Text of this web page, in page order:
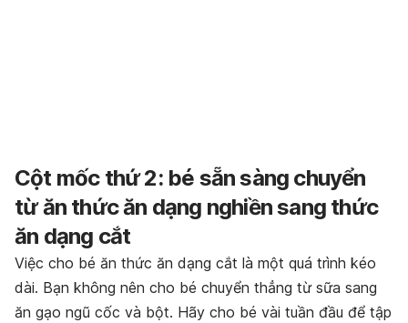
Cột mốc thứ 2: bé sẵn sàng chuyển
từ ăn thức ăn dạng nghiền sang thức
ăn dạng cắt
Việc cho bé ăn thức ăn dạng cắt là một quá trình kéo
dài. Bạn không nên cho bé chuyển thẳng từ sữa sang
ăn gạo ngũ cốc và bột. Hãy cho bé vài tuần đầu để tập